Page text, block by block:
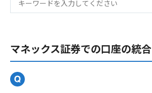
マネックス証券での口座の統